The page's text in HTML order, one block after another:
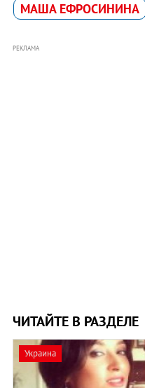
МАША ЕФРОСИНИНА
РЕКЛАМА
ЧИТАЙТЕ В РАЗДЕЛЕ
Украина